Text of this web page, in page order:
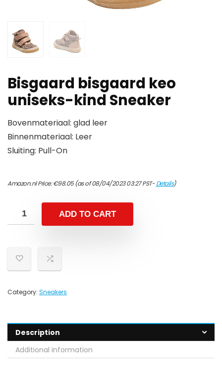
Bisgaard bisgaard keo
uniseks-kind Sneaker
Bovenmateriaal: glad leer
Binnenmateriaal: Leer
Sluiting: Pull-On
Amazon.nl Price:€98.05(as of 08/04/2023 03:27 PST-Details)
ADD TO CART
Category: Sneakers
Description
Additional information